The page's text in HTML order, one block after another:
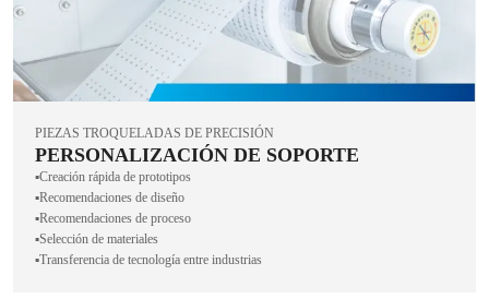
PIEZAS TROQUELADAS DE PRECISIÓN
PERSONALIZACIÓN DE SOPORTE
▪️Creación rápida de prototipos
▪️Recomendaciones de diseño
▪️Recomendaciones de proceso
▪️Selección de materiales
▪️Transferencia de tecnología entre industrias